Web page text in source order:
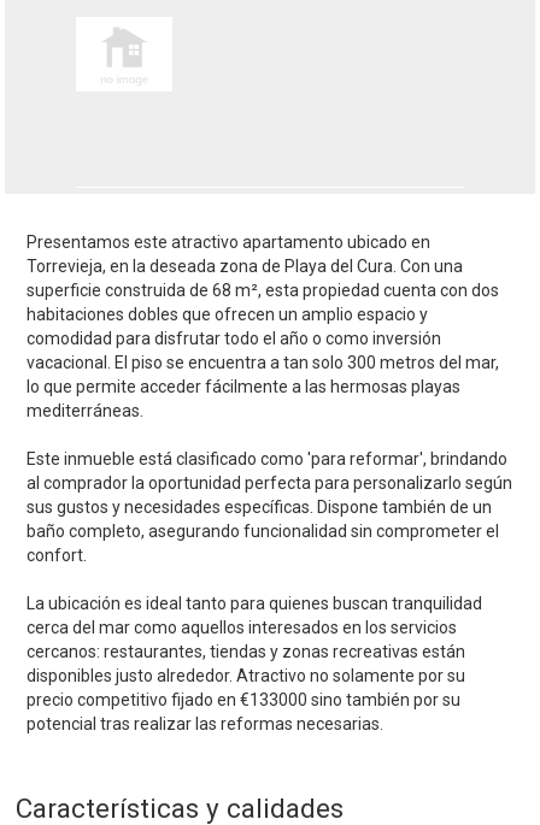
Presentamos este atractivo apartamento ubicado en
Torrevieja, en la deseada zona de Playa del Cura. Con una
superficie construida de 68 m², esta propiedad cuenta con dos
habitaciones dobles que ofrecen un amplio espacio y
comodidad para disfrutar todo el año o como inversión
vacacional. El piso se encuentra a tan solo 300 metros del mar,
lo que permite acceder fácilmente a las hermosas playas
mediterráneas.
Este inmueble está clasificado como 'para reformar', brindando
al comprador la oportunidad perfecta para personalizarlo según
sus gustos y necesidades específicas. Dispone también de un
baño completo, asegurando funcionalidad sin comprometer el
confort.
La ubicación es ideal tanto para quienes buscan tranquilidad
cerca del mar como aquellos interesados en los servicios
cercanos: restaurantes, tiendas y zonas recreativas están
disponibles justo alrededor. Atractivo no solamente por su
precio competitivo fijado en €133000 sino también por su
potencial tras realizar las reformas necesarias.
Características y calidades